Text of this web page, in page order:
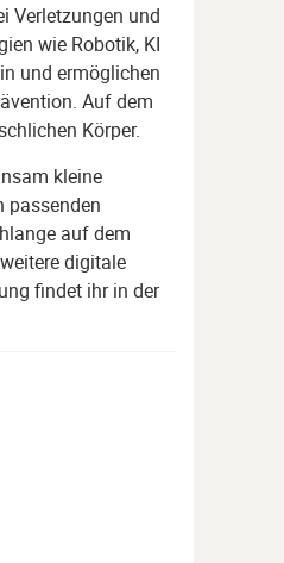
Verletzungen und
wie Robotik, KI
und ermöglichen
Auf dem
Körper.
kleine
auf dem
digitale
findet ihr in der